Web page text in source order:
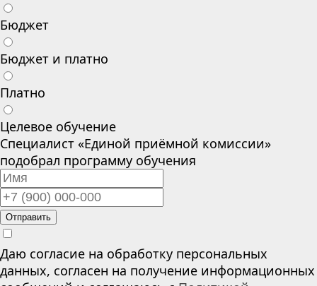
Бюджет
Бюджет и платно
Платно
Целевое обучение
Специалист «Единой приёмной комиссии»
подобрал программу обучения
Отправить
Даю согласие на обработку персональных
данных, согласен на получение информационных